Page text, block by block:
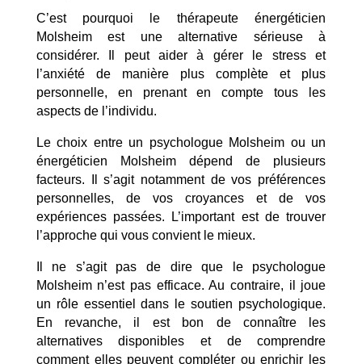
C’est pourquoi le thérapeute énergéticien
Molsheim est une alternative sérieuse à
considérer. Il peut aider à gérer le stress et
l’anxiété de manière plus complète et plus
personnelle, en prenant en compte tous les
aspects de l’individu.
Le choix entre un psychologue Molsheim ou un
énergéticien Molsheim dépend de plusieurs
facteurs. Il s’agit notamment de vos préférences
personnelles, de vos croyances et de vos
expériences passées. L’important est de trouver
l’approche qui vous convient le mieux.
Il ne s’agit pas de dire que le psychologue
Molsheim n’est pas efficace. Au contraire, il joue
un rôle essentiel dans le soutien psychologique.
En revanche, il est bon de connaître les
alternatives disponibles et de comprendre
comment elles peuvent compléter ou enrichir les